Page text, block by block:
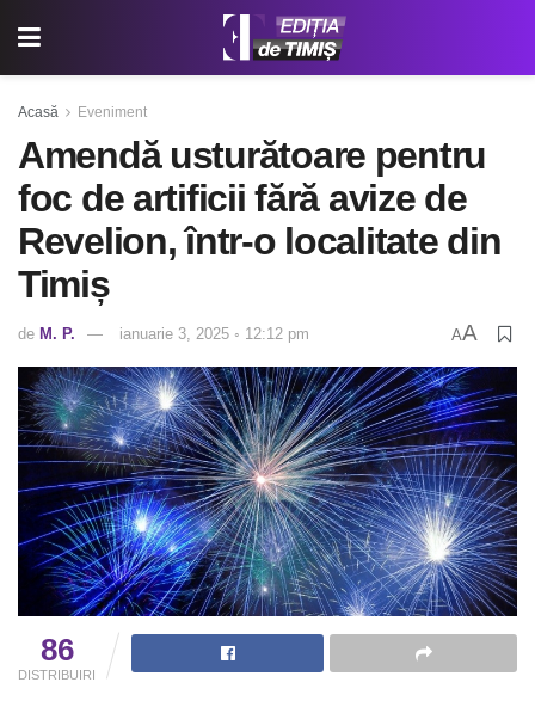
Acasă Eveniment
Amendă usturătoare pentru
foc de artificii fără avize de
Revelion, într-o localitate din
Timiș
de M. P. ianuarie 3, 2025 ◦ 12:12 pm AA
86
DISTRIBUIRI